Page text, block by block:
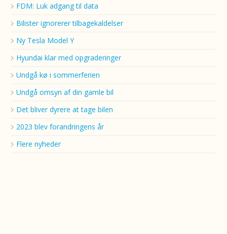
FDM: Luk adgang til data
Bilister ignorerer tilbagekaldelser
Ny Tesla Model Y
Hyundai klar med opgraderinger
Undgå kø i sommerferien
Undgå omsyn af din gamle bil
Det bliver dyrere at tage bilen
2023 blev forandringens år
Flere nyheder